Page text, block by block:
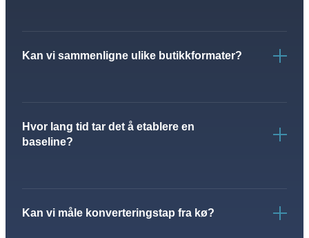
Kan vi sammenligne ulike butikkformater?
Hvor lang tid tar det å etablere en
baseline?
Kan vi måle konverteringstap fra kø?